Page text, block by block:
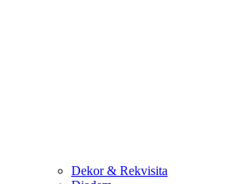
Dekor & Rekvisita